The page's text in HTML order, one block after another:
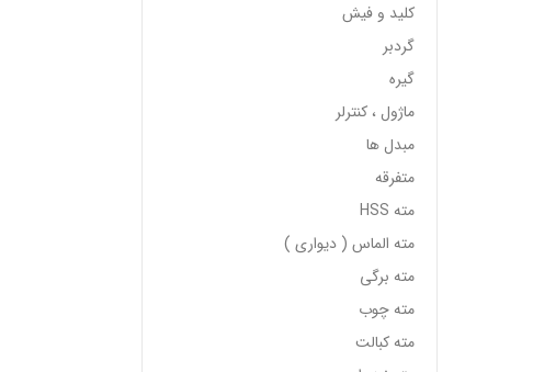
کلید و فیش
گردبر
گیره
ماژول ، کنترلر
مبدل ها
متفرقه
مته HSS
مته الماس ( دیواری )
مته برگی
مته چوب
مته کبالت